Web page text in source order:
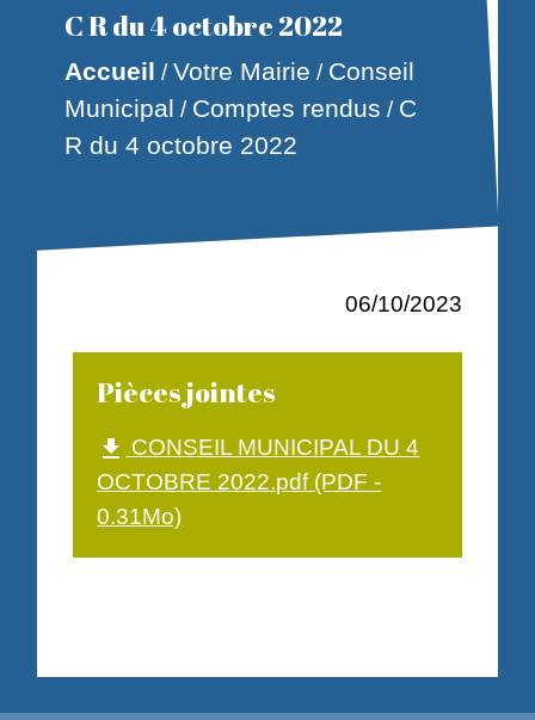
C R du 4 octobre 2022
Accueil /Votre Mairie / Conseil
Municipal / Comptes rendus / C
R du 4 octobre 2022
06/10/2023
Pièces jointes
file_download CONSEIL MUNICIPAL DU 4
OCTOBRE 2022.pdf (PDF -
0.31Mo)